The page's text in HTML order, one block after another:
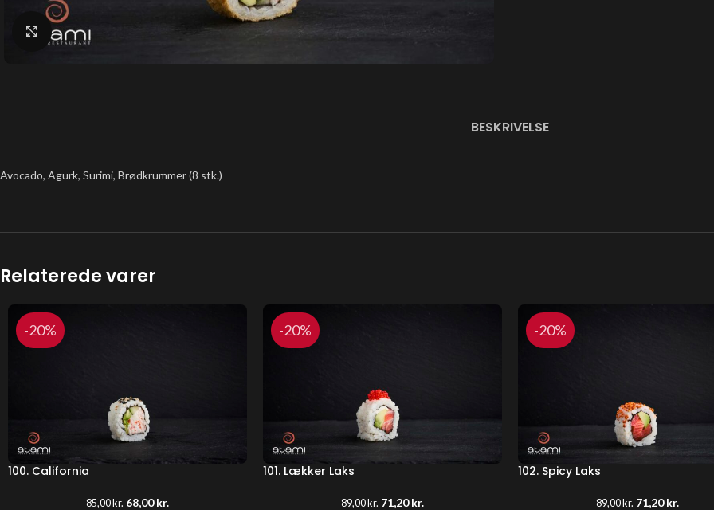
Klik for at forstørre
BESKRIVELSE
Avocado, Agurk, Surimi, Brødkrummer (8 stk.)
Relaterede varer
-20%
100. California
85,00kr. 68,00kr.
-20%
101. Lækker Laks
89,00kr. 71,20kr.
-20%
102. Spicy Laks
89,00kr. 71,20kr.